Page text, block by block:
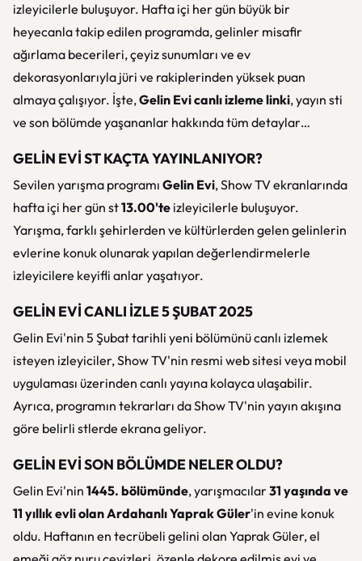
izleyicilerle buluşuyor. Hafta içi her gün büyük bir
heyecanla takip edilen programda, gelinler misafir
ağırlama becerileri, çeyiz sunumları ve ev
dekorasyonlarıyla jüri ve rakiplerinden yüksek puan
almaya çalışıyor. İşte,Gelin Evi canlı izleme linki, yayın sti
ve son bölümde yaşananlar hakkında tüm detaylar…
GELİN EVİ ST KAÇTA YAYINLANIYOR?
Sevilen yarışma programı Gelin Evi, Show TV ekranlarında
hafta içi her gün st13.00'te izleyicilerle buluşuyor.
Yarışma, farklı şehirlerden ve kültürlerden gelen gelinlerin
evlerine konuk olunarak yapılan değerlendirmelerle
izleyicilere keyifli anlar yaşatıyor.
GELİN EVİ CANLI İZLE 5 ŞUBAT 2025
Gelin Evi'nin 5 Şubat tarihli yeni bölümünü canlı izlemek
isteyen izleyiciler, Show TV'nin resmi web sitesi veya mobil
uygulaması üzerinden canlı yayına kolayca ulaşabilir.
Ayrıca, programın tekrarları da Show TV'nin yayın akışına
göre belirli stlerde ekrana geliyor.
GELİN EVİ SON BÖLÜMDE NELER OLDU?
Gelin Evi'nin 1445. bölümünde, yarışmacılar31 yaşında ve
11 yıllık evli olan Ardahanlı Yaprak Güler'in evine konuk
oldu. Haftanın en tecrübeli gelini olan Yaprak Güler, el